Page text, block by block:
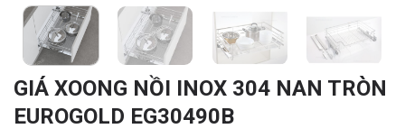
GIÁ XOONG NỒI INOX 304 NAN TRÒN
EUROGOLD EG30490B